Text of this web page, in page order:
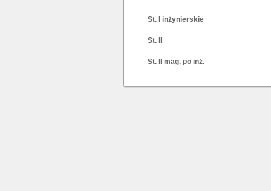
St. I inżynierskie
St. II
St. II mag. po inż.